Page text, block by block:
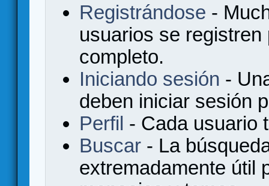
Registrándose -
usuarios se
completo.
Iniciando sesión -
deben iniciar sesión
Perfil - Cada usuario
Buscar - La
extremadamente útil